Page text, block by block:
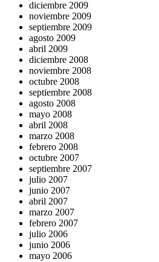
diciembre 2009
noviembre 2009
septiembre 2009
agosto 2009
abril 2009
diciembre 2008
noviembre 2008
octubre 2008
septiembre 2008
agosto 2008
mayo 2008
abril 2008
marzo 2008
febrero 2008
octubre 2007
septiembre 2007
julio 2007
junio 2007
abril 2007
marzo 2007
febrero 2007
julio 2006
junio 2006
mayo 2006